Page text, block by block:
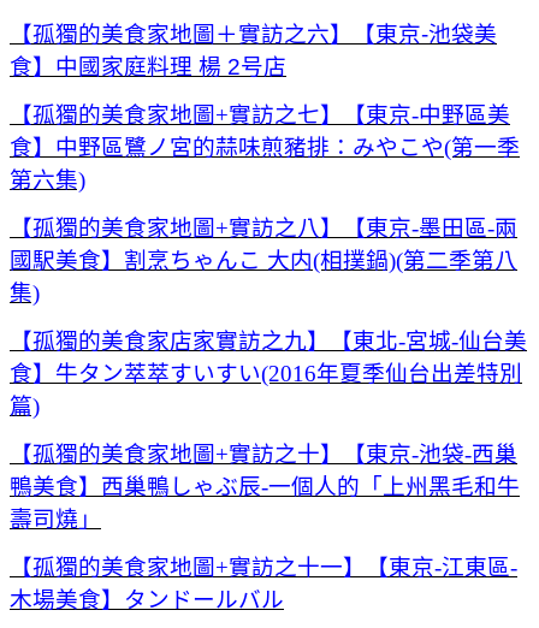
【孤獨的美食家地圖＋實訪之六】【東京-池袋美
食】中國家庭料理 楊 2号店
【孤獨的美食家地圖+實訪之七】【東京-中野區美
食】中野區鷺ノ宮的蒜味煎豬排：みやこや(第一季
第六集)
【孤獨的美食家地圖+實訪之八】【東京-墨田區-兩
國駅美食】割烹ちゃんこ 大内(相撲鍋)(第二季第八
集)
【孤獨的美食家店家實訪之九】【東北-宮城-仙台美
食】牛タン萃萃すいすい(2016年夏季仙台出差特別
篇)
【孤獨的美食家地圖+實訪之十】【東京-池袋-西巢
鴨美食】西巢鴨しゃぶ辰-一個人的「上州黑毛和牛
壽司燒」
【孤獨的美食家地圖+實訪之十一】【東京-江東區-
木場美食】タンドールバル